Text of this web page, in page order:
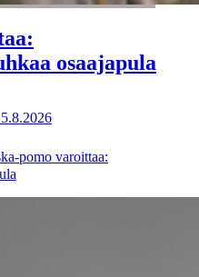
osaajapula
5.8.2026
pomo varoittaa: